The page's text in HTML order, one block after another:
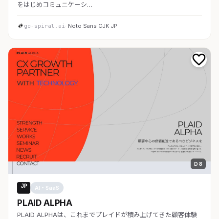
をはじめコミュニケーシ…
go-spiral.ai· Noto Sans CJK JP
D 8
JP AI・SaaS
PLAID ALPHA
PLAID ALPHAは、これまでプレイドが積み上げてきた顧客体験